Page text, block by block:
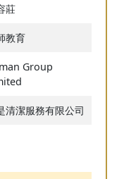
莊
教育
Group
清潔服務有限公司